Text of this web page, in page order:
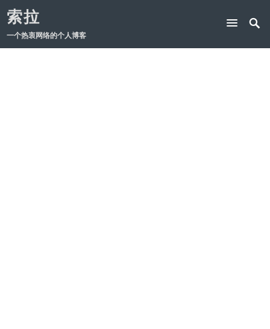
索拉
一个热衷网络的个人博客